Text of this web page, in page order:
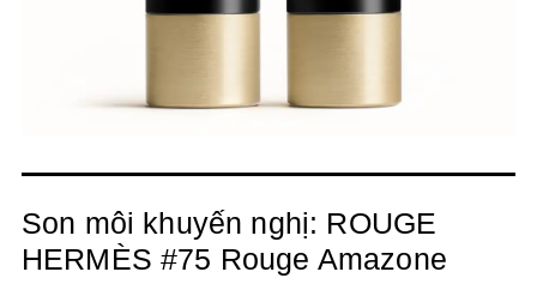
Son môi khuyến nghị: ROUGE
HERMÈS #75 Rouge Amazone